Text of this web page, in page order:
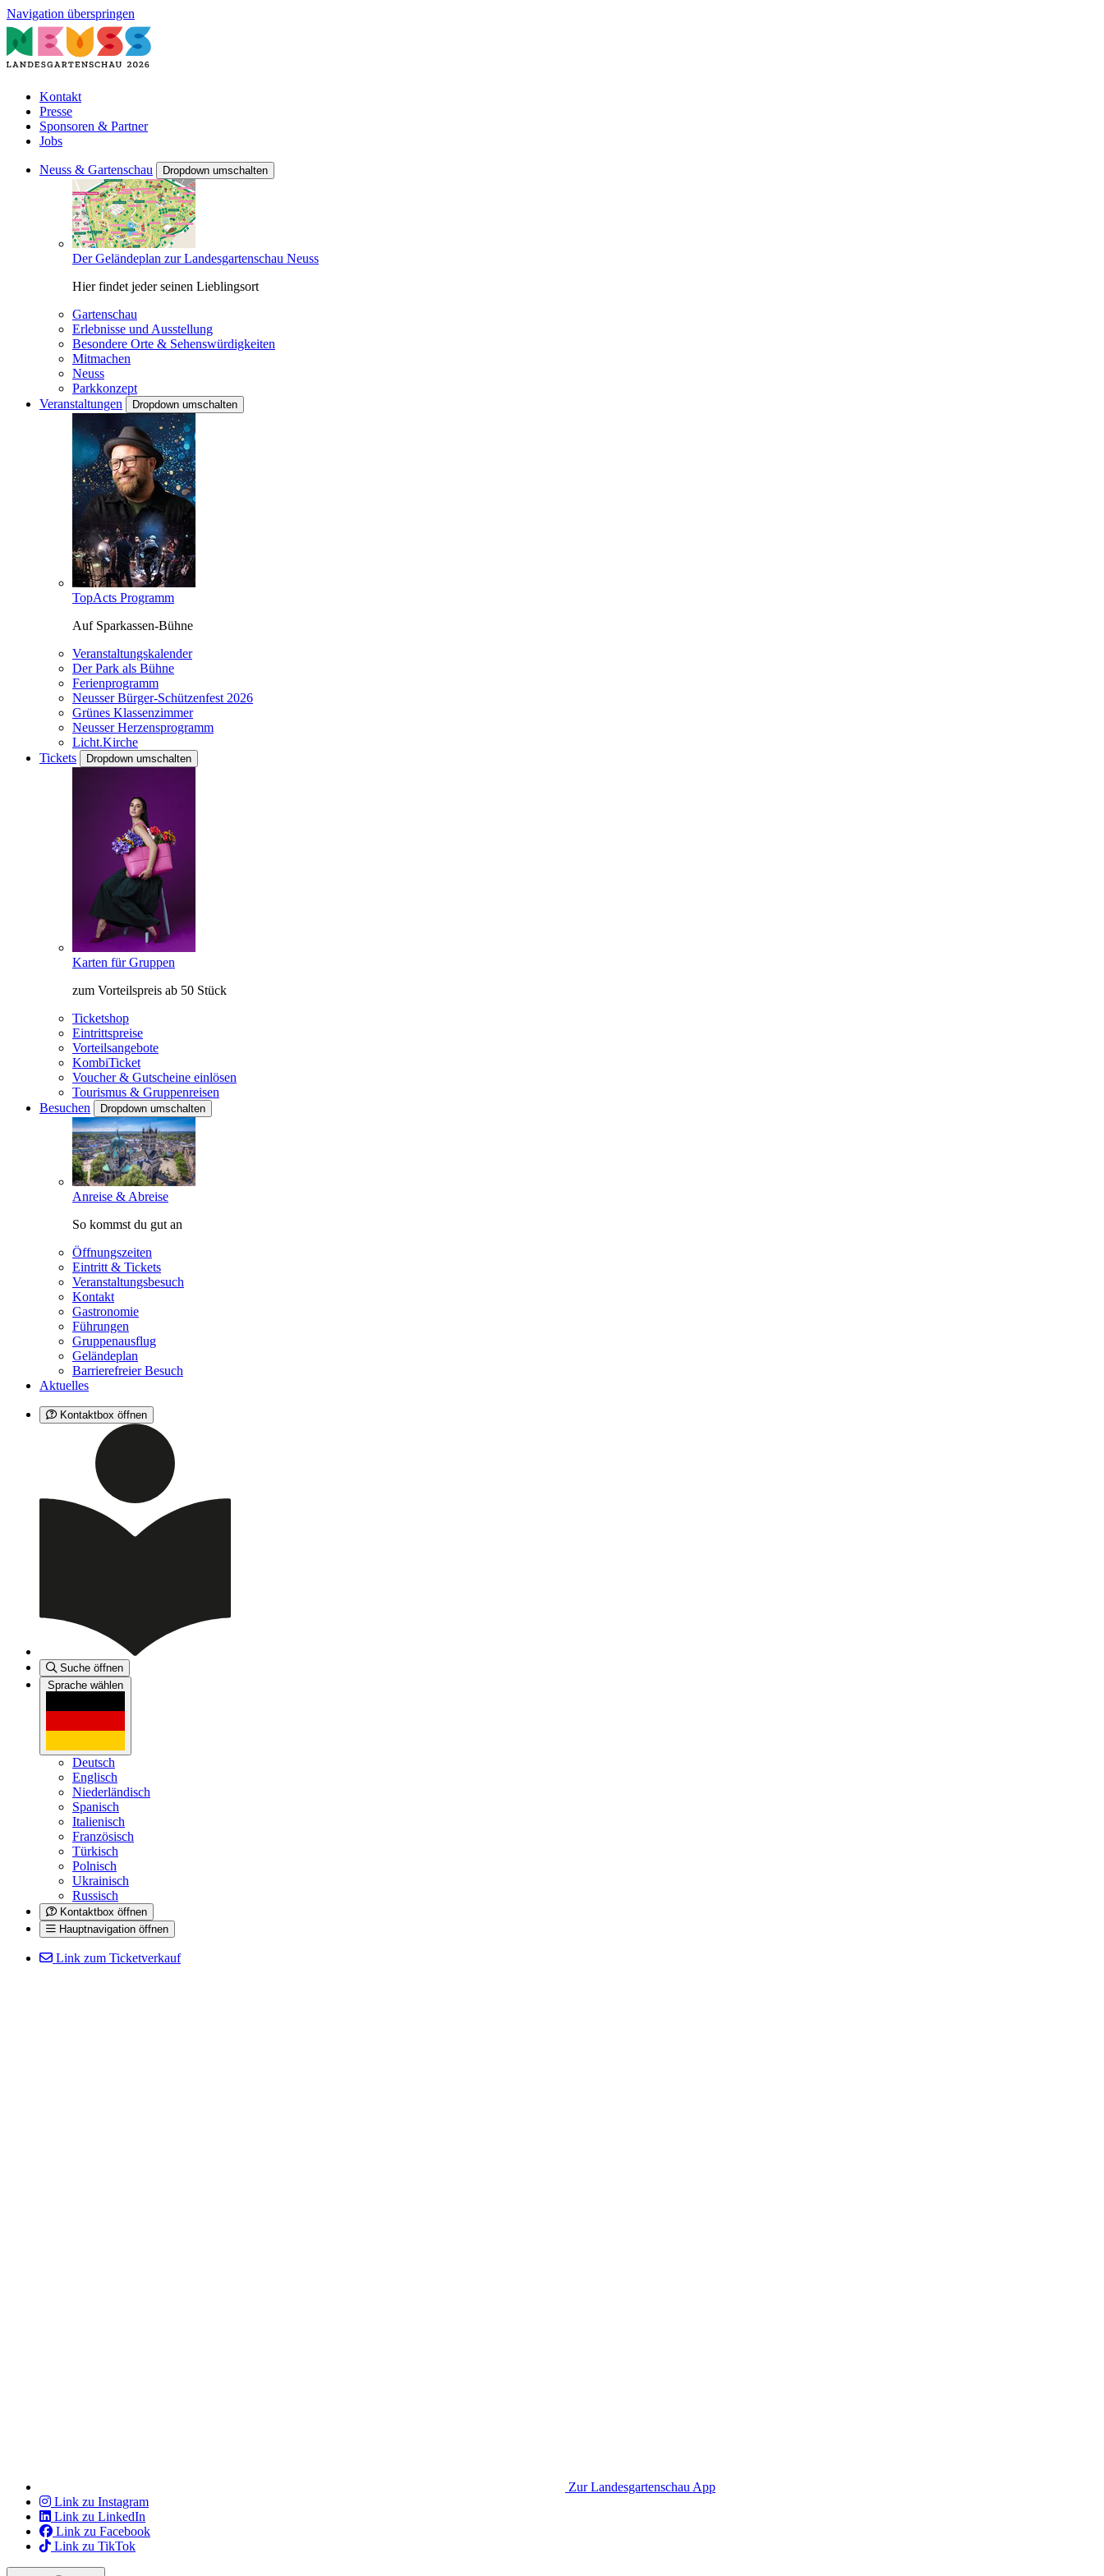
Navigation überspringen
Kontakt
Presse
Sponsoren & Partner
Jobs
Neuss & Gartenschau Dropdown umschalten
Der Geländeplan zur Landesgartenschau Neuss
Hier findet jeder seinen Lieblingsort
Gartenschau
Erlebnisse und Ausstellung
Besondere Orte & Sehenswürdigkeiten
Mitmachen
Neuss
Parkkonzept
Veranstaltungen
Dropdown umschalten
TopActs Programm
Auf Sparkassen-Bühne
Veranstaltungskalender
Der Park als Bühne
Ferienprogramm
Neusser Bürger-Schützenfest 2026
Grünes Klassenzimmer
Neusser Herzensprogramm
Licht.Kirche
Tickets
Dropdown umschalten
Karten für Gruppen
zum Vorteilspreis ab 50 Stück
Ticketshop
Eintrittspreise
Vorteilsangebote
KombiTicket
Voucher & Gutscheine einlösen
Tourismus & Gruppenreisen
Besuchen
Dropdown umschalten
Anreise & Abreise
So kommst du gut an
Öffnungszeiten
Eintritt & Tickets
Veranstaltungsbesuch
Kontakt
Gastronomie
Führungen
Gruppenausflug
Geländeplan
Barrierefreier Besuch
Aktuelles
Kontaktbox öffnen
Suche öffnen
Sprache wählen
Deutsch
Englisch
Niederländisch
Spanisch
Italienisch
Französisch
Türkisch
Polnisch
Ukrainisch
Russisch
Kontaktbox öffnen
Hauptnavigation öffnen
Link zum Ticketverkauf
Zur Landesgartenschau App
Link zu Instagram
Link zu LinkedIn
Link zu Facebook
Link zu TikTok